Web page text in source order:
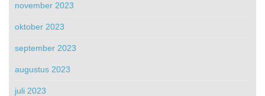
november 2023
oktober 2023
september 2023
augustus 2023
juli 2023